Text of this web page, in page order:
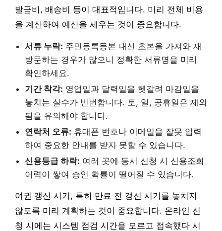
발급비, 배송비 등이 대표적입니다. 미리 전체 비용
을 계산하여 예산을 세우는 것이 중요합니다.
서류 누락: 주민등록등본 대신 초본을 가져와 재
방문하는 경우가 많으니 정확한 서류명을 미리
확인하세요.
기간 착각: 영업일과 달력일을 헷갈려 마감일을
놓치는 실수가 빈번합니다. 토, 일, 공휴일은 제외
됨을 유의해야 합니다.
연락처 오류: 휴대폰 번호나 이메일을 잘못 입력
하여 중요한 안내를 받지 못할 수 있습니다.
신용등급 하락: 여러 곳에 동시 신청 시 신용조회
이력이 쌓여 승인 확률이 떨어질 수 있습니다.
여권 갱신 시기, 특히 만료 전 갱신 시기를 놓치지
않도록 미리 계획하는 것이 중요합니다. 온라인 신
청 시에는 시스템 점검 시간을 모르고 접속했다 시